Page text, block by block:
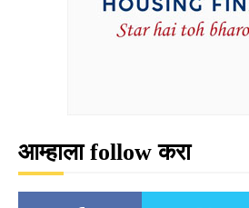
आम्हाला follow करा